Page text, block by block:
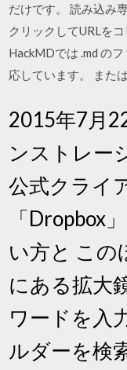
だけです。 読み込み
クリックしてURLを
HackMDでは .md の
応しています。 また
2015年7月
ンストレー
公式クライ
「Dropbox
い方と この
にある拡大
ワードを入
ルダーを検